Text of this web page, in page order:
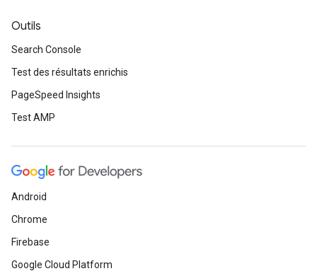
Outils
Search Console
Test des résultats enrichis
PageSpeed Insights
Test AMP
Android
Chrome
Firebase
Google Cloud Platform